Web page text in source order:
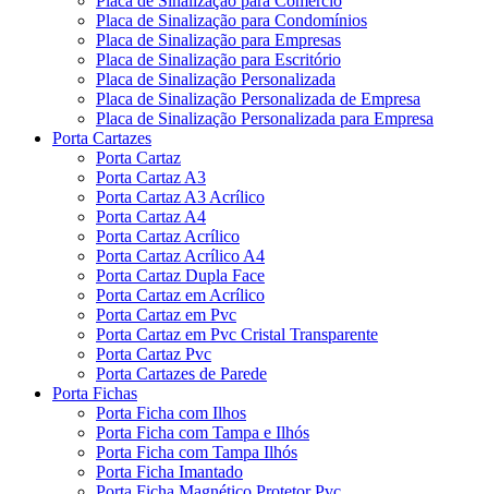
Placa de Sinalização para Condomínios
Placa de Sinalização para Empresas
Placa de Sinalização para Escritório
Placa de Sinalização Personalizada
Placa de Sinalização Personalizada de Empresa
Placa de Sinalização Personalizada para Empresa
Porta Cartazes
Porta Cartaz
Porta Cartaz A3
Porta Cartaz A3 Acrílico
Porta Cartaz A4
Porta Cartaz Acrílico
Porta Cartaz Acrílico A4
Porta Cartaz Dupla Face
Porta Cartaz em Acrílico
Porta Cartaz em Pvc
Porta Cartaz em Pvc Cristal Transparente
Porta Cartaz Pvc
Porta Cartazes de Parede
Porta Fichas
Porta Ficha com Ilhos
Porta Ficha com Tampa e Ilhós
Porta Ficha com Tampa Ilhós
Porta Ficha Imantado